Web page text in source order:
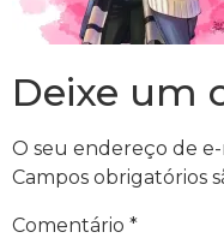
Deixe um
O seu endereço de
Campos obrigatórios
Comentário *